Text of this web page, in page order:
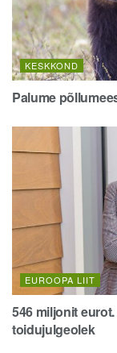
KESKKOND
Palume
EUROOPA LIIT
546 miljonit
toidujulgeolek